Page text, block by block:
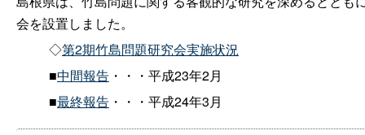
会を設置しました。
◇第2期竹島問題研究会実施状況
■中間報告 ・・・平成23年2月
■最終報告 ・・・平成24年3月